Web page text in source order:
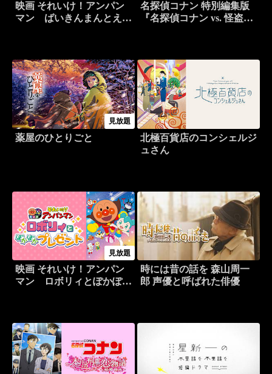
映画 それいけ！アンパン
マン ばいきんまんとえほ
名探偵コナン 特別編集版
『名探偵コナン vs. 怪盗キ
見放題
薬屋のひとりごと
北極百貨店のコンシェルジ
ュさん
見放題
映画 それいけ！アンパン
マン ロボリィとぽかぽか
時には昔の話を 森山周一
郎 声優と呼ばれた俳優